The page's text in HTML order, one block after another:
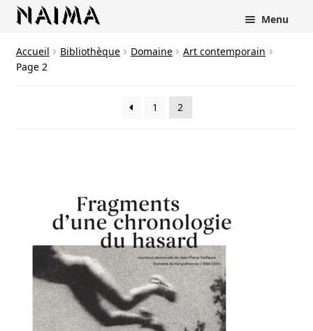
Menu
Accueil Bibliothèque Domaine
Art contemporain
Page 2
1 2
Panneau de gestion des cookies